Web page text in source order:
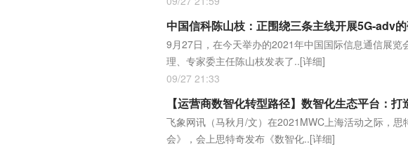
中国信科陈山枝：正围绕三条主线开展5G-adv
9月27日，在今天举办的2021年中国国际信息通信展
理、专家委主任陈山枝发表了..[详细]
09/27 21:33
【运营商数智化转型路径】数智化生态平台：
飞象网讯（马秋月/文）在2021MWC上海活动之际，
会》，会上思特奇发布《数智化..[详细]